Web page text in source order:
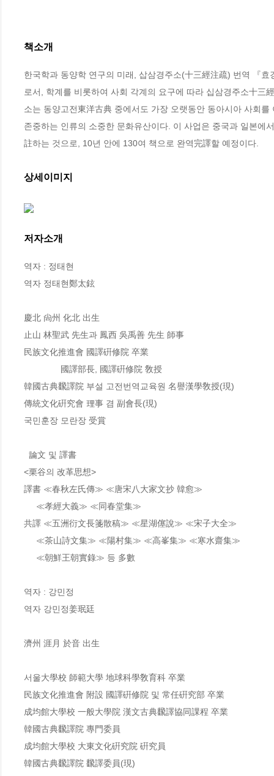
책소개
한국학과 동양학 연구의 미래, 삽삼경주소(十三經注疏) 번역 『
로서, 학계를 비롯하여 사회 각계의 요구에 따라 십삼경주소十
소는 동양고전東洋古典 중에서도 가장 오랫동안 동아시아 사회
존중하는 인류의 소중한 문화유산이다. 이 사업은 중국과 일본에
註하는 것으로, 10년 안에 130여 책으로 완역完譯할 예정이다.
상세이미지
저자소개
역자 : 정태현
역자 정태현鄭太鉉
慶北 尙州 化北 出生
止山 林聖武 先生과 鳳西 吳禹善 先生 師事
民族文化推進會 國譯硏修院 卒業
韓國古典飜譯院 부설 고전번역교육원 名譽漢學敎授(現)
傳統文化硏究會 理事 겸 副會長(現)
국민훈장 모란장 受賞
<栗谷의 改革思想>
譯書 ≪春秋左氏傳≫ ≪唐宋八大家文抄 韓愈≫
共譯 ≪五洲衍文長箋散稿≫ ≪星湖僿說≫ ≪宋子大全≫
역자 : 강민정
역자 강민정姜珉廷
濟州 涯月 於音 出生
서울大學校 師範大學 地球科學敎育科 卒業
民族文化推進會 附設 國譯硏修院 및 常任硏究部 卒業
成均館大學校 一般大學院 漢文古典飜譯協同課程 卒業
韓國古典飜譯院 專門委員
成均館大學校 大東文化硏究院 硏究員
韓國古典飜譯院 飜譯委員(現)